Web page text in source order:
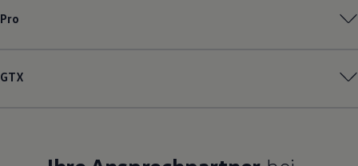
Pro
GTX